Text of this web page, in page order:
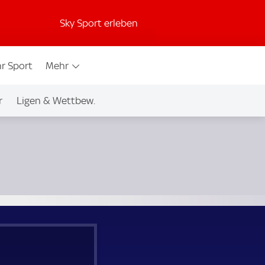
Sky Sport erleben
Sport Mehr
Ligen & Wettbew.